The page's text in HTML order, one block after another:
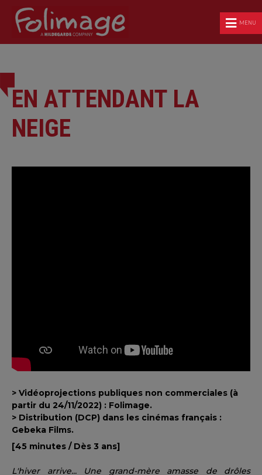
MENU
EN ATTENDANT LA
NEIGE
> Vidéoprojections publiques non commerciales (à
partir du 24/11/2022) : Folimage.
> Distribution (DCP) dans les cinémas français :
Gebeka Films.
[45 minutes / Dès 3 ans]
L'hiver arrive... Une grand-mère amasse de drôles